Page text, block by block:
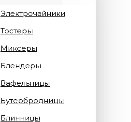
Электрочайники
Тостеры
Миксеры
Блендеры
Вафельницы
Бутербродницы
Блинницы